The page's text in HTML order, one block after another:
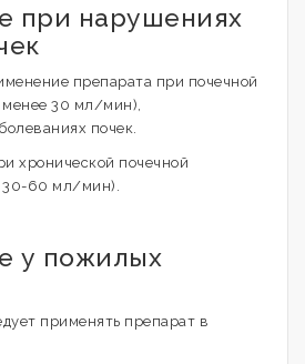
при нарушениях
препарата при почечной
менее 30 мл/мин),
почек.
хронической почечной
30-60 мл/мин).
у пожилых
применять препарат в